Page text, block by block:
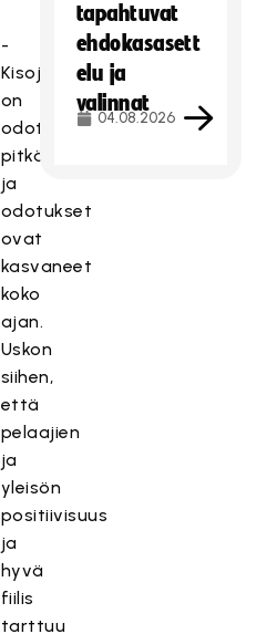
-
Kisoja
on
odotettu
pitkään,
ja
odotukset
ovat
kasvaneet
koko
ajan.
Uskon
siihen,
että
pelaajien
ja
yleisön
positiivisuus
ja
hyvä
fiilis
tarttuu
tapahtuvat
ehdokasasett
elu ja
valinnat
04.08.2026